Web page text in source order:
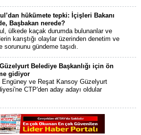
hükümete tepki: İçişleri Bakanı
Başbakan nerede?
ülkede kaçak durumda bulunanlar ve
karıştığı olaylar üzerinden denetim ve
sorununu gündeme taşıdı.
Belediye Başkanlığı için ön
gidiyor
Engüney ve Reşat Kansoy Güzelyurt
CTP'den aday adayı oldular